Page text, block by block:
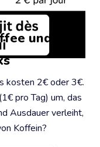
und
kosten 2€ oder 3€.
pro Tag) um, das
Ausdauer verleiht,
Koffein?